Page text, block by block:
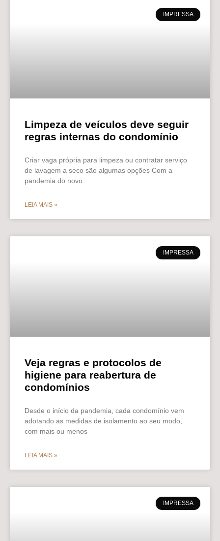
IMPRESSA
Limpeza de veículos deve seguir
regras internas do condomínio
Criar vaga própria para limpeza ou contratar serviço
de lavagem a seco são algumas opções Com a
pandemia do novo
LEIA MAIS »
IMPRESSA
Veja regras e protocolos de
higiene para reabertura de
condomínios
Desde o início da pandemia, cada condomínio vem
adotando as medidas de isolamento ao seu modo,
com mais ou menos
LEIA MAIS »
IMPRESSA